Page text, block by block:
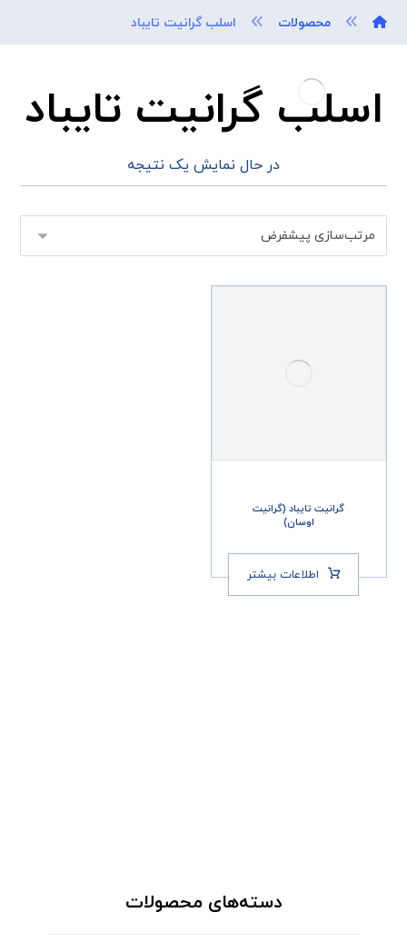
محصولات اسلب گرانیت تایباد
اسلب گرانیت تایباد
در حال نمایش یک نتیجه
گرانیت تایباد (گرانیت
اوسان)
اطلاعات بیشتر
دسته‌های محصولات